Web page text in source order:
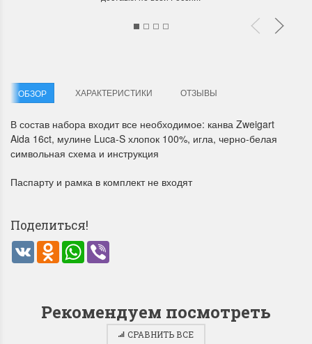
Летние Скидки
!! СКИДКА 20% ‼️ с 1 до 3 июня в
честь первого летнего дня
Анастасия Туманова
1 июня 2024 11:29
Раритеты Дим.
На сайте пополнение
ОБЗОР ХАРАКТЕРИСТИКИ ОТЗЫВЫ
В состав набора входит все необходимое: канва Zweigart
Aida 16ct, мулине Luca-S хлопок 100%, игла, черно-белая
символьная схема и инструкция
Паспарту и рамка в комплект не входят
Поделиться!
VK Odnoklassniki
WhatsApp
Рекомендуем посмотреть
СРАВНИТЬ ВСЕ